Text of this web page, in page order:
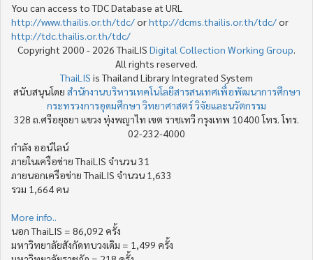
You can access to TDC Database at URL
http://www.thailis.or.th/tdc/orhttp://dcms.thailis.or.th/tdc/or
http://tdc.thailis.or.th/tdc/
Copyright 2000 - 2026 ThaiLIS Digital Collection Working Group
All rights reserved.
ThaiLIS is Thailand Library Integrated System
สนับสนุนโดย สำนักงานบริหารเทคโนโลยีสารสนเทศเพื่อพัฒนาการศึกษา
กระทรวงการอุดมศึกษา วิทยาศาสตร์ วิจัยและนวัตกรรม
328 ถ.ศรีอยุธยา แขวง ทุ่งพญาไท เขต ราชเทวี กรุงเทพ 10400 โทร. โทร.
02-232-4000
กำลัง ออน์ไลน์
ภายในเครือข่าย ThaiLIS จำนวน 31
ภายนอกเครือข่าย ThaiLIS จำนวน 1,633
รวม 1,664 คน
More info..
นอก ThaiLIS = 86,092 ครั้ง
มหาวิทยาลัยสังกัดทบวงเดิม = 1,499 ครั้ง